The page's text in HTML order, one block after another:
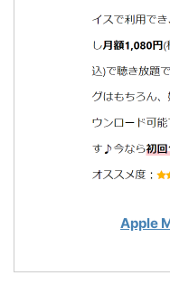
Apple